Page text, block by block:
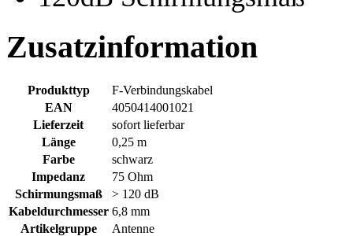
Zusatzinformation
Produkttyp
F-Verbindungskabel
EAN
4050414001021
Lieferzeit
sofort lieferbar
Länge
0,25 m
Farbe
schwarz
Impedanz
75 Ohm
Schirmungsmaß
> 120 dB
Kabeldurchmesser 6,8 mm
Artikelgruppe
Antenne